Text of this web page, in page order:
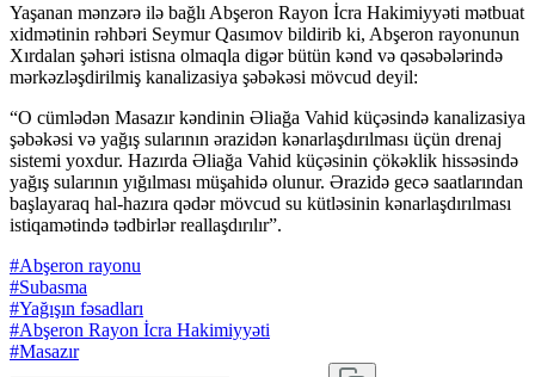
Yaşanan mənzərə ilə bağlı Abşeron Rayon İcra Hakimiyyəti mətbuat
xidmətinin rəhbəri Seymur Qasımov bildirib ki, Abşeron rayonunun
Xırdalan şəhəri istisna olmaqla digər bütün kənd və qəsəbələrində
mərkəzləşdirilmiş kanalizasiya şəbəkəsi mövcud deyil:
“O cümlədən Masazır kəndinin Əliağa Vahid küçəsində kanalizasiya
şəbəkəsi və yağış sularının ərazidən kənarlaşdırılması üçün drenaj
sistemi yoxdur. Hazırda Əliağa Vahid küçəsinin çökəklik hissəsində
yağış sularının yığılması müşahidə olunur. Ərazidə gecə saatlarından
başlayaraq hal-hazıra qədər mövcud su kütləsinin kənarlaşdırılması
istiqamətində tədbirlər reallaşdırılır”.
#Abşeron rayonu
#Subasma
#Yağışın fəsadları
#Abşeron Rayon İcra Hakimiyyəti
#Masazır